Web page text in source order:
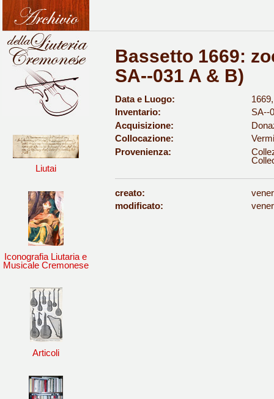
Liutai
Iconografia Liutaria e
Musicale Cremonese
Articoli
Bassetto 1669:
SA--031 A & B)
Data e Luogo:
Inventario:
SA--
Acquisizione:
Collocazione:
Provenienza:
creato:
modificato: